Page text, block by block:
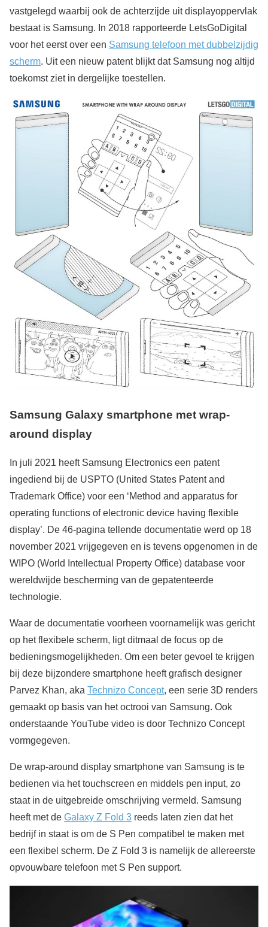
vastgelegd waarbij ook de achterzijde uit displayoppervlak
bestaat is Samsung. In 2018 rapporteerde LetsGoDigital
voor het eerst over een Samsung telefoon met dubbelzijdig
scherm. Uit een nieuw patent blijkt dat Samsung nog altijd
toekomst ziet in dergelijke toestellen.
Samsung Galaxy smartphone met wrap-
around display
In juli 2021 heeft Samsung Electronics een patent
ingediend bij de USPTO (United States Patent and
Trademark Office) voor een ‘Method and apparatus for
operating functions of electronic device having flexible
display’. De 46-pagina tellende documentatie werd op 18
november 2021 vrijgegeven en is tevens opgenomen in de
WIPO (World Intellectual Property Office) database voor
wereldwijde bescherming van de gepatenteerde
technologie.
Waar de documentatie voorheen voornamelijk was gericht
op het flexibele scherm, ligt ditmaal de focus op de
bedieningsmogelijkheden. Om een beter gevoel te krijgen
bij deze bijzondere smartphone heeft grafisch designer
Parvez Khan, aka Technizo Concept, een serie 3D renders
gemaakt op basis van het octrooi van Samsung. Ook
onderstaande YouTube video is door Technizo Concept
vormgegeven.
De wrap-around display smartphone van Samsung is te
bedienen via het touchscreen en middels pen input, zo
staat in de uitgebreide omschrijving vermeld. Samsung
heeft met de Galaxy Z Fold 3 reeds laten zien dat het
bedrijf in staat is om de S Pen compatibel te maken met
een flexibel scherm. De Z Fold 3 is namelijk de allereerste
opvouwbare telefoon met S Pen support.